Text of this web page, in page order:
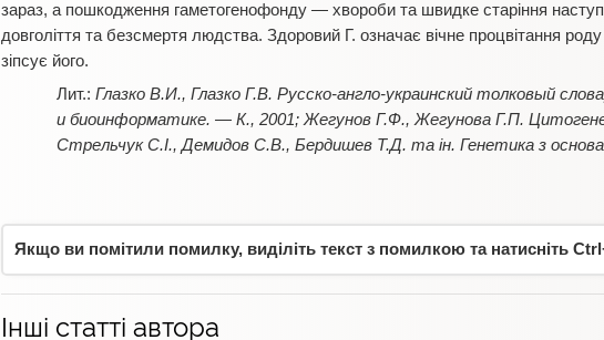
зараз, а пошкодження гаметогенофонду — хвороби та швидке старіння
довголіття та безсмертя людства. Здоровий Г. означає вічне процвітання
зіпсує його.
Глазко В.И., Глазко Г.В. Русско-англо-украинский толковый
и биоинформатике. — К., 2001; Жегунов Г.Ф., Жегунова Г.П.
Стрельчук С.І., Демидов С.В., Бердишев Т.Д. та ін. Генетика з
Якщо ви помітили помилку, виділіть текст з помилкою та натисніть
Інші статті автора